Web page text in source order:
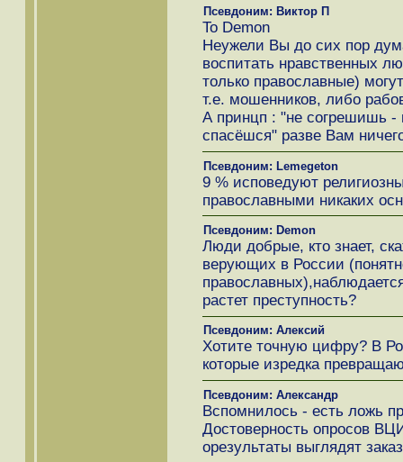
Псевдоним: Виктор П
To Demon
Неужели Вы до сих пор
воспитать нравственных
только православные)
т.е. мошенников, либо
А принцп : "не согрешишь -
спасёшся" разве Вам
Псевдоним: Lemegeton
9 % исповедуют
православными никаких
Псевдоним: Demon
Люди добрые, кто знает,
верующих в России
растет преступность?
Псевдоним: Алексий
Хотите точную цифру? В
которые изредка
Псевдоним: Александр
Вспомнилось - есть ложь
Достоверность опросов
орезультаты выглядят